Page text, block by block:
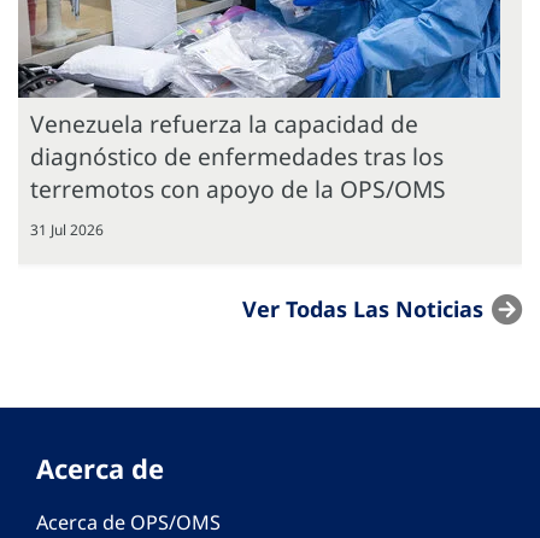
Venezuela refuerza la capacidad de
diagnóstico de enfermedades tras los
terremotos con apoyo de la OPS/OMS
31 Jul 2026
Ver Todas Las Noticias
Acerca de
Acerca de OPS/OMS